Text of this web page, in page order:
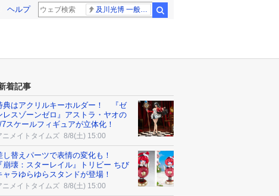
ヘルプ 及川光博 一般女性
着記事
典はアクリルキーホルダー！ 『ゼ
レスゾーンゼロ』アストラ・ヤオの
7スケールフィギュアが立体化！
ニメイトタイムズ 8/8(土) 15:00
し替えパーツで表情の変化も！
『崩壊：スターレイル』トリビー ちび
ャラゆらゆらスタンドが登場！
ニメイトタイムズ 8/8(土) 15:00